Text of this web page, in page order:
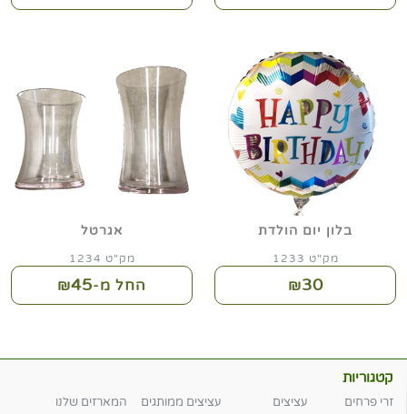
בלון יום הולדת
מק"ט 1233
₪30
אגרטל
מק"ט 1234
החל מ-₪45
קטגוריות
זרי פרחים עציצים עציצים ממותגים המארזים שלנו